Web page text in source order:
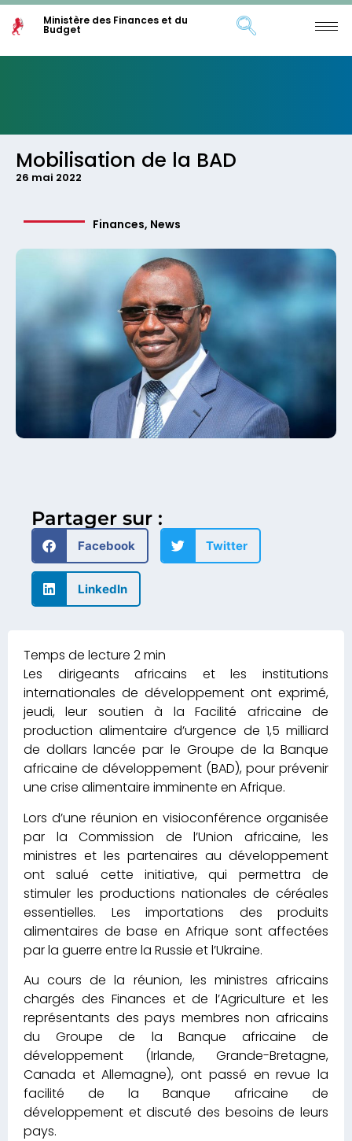
Ministère des Finances et du
Budget
Mobilisation de la BAD
26 mai 2022
Finances, News
Partager sur :
Facebook Twitter
LinkedIn
Les dirigeants africains et les institutions
internationales de développement ont exprimé,
jeudi, leur soutien à la Facilité africaine de
production alimentaire d’urgence de 1,5 milliard
de dollars lancée par le Groupe de la Banque
africaine de développement (BAD), pour prévenir
une crise alimentaire imminente en Afrique.
Lors d’une réunion en visioconférence organisée
par la Commission de l’Union africaine, les
ministres et les partenaires au développement
ont salué cette initiative, qui permettra de
stimuler les productions nationales de céréales
essentielles. Les importations des produits
alimentaires de base en Afrique sont affectées
par la guerre entre la Russie et l’Ukraine.
Au cours de la réunion, les ministres africains
chargés des Finances et de l’Agriculture et les
représentants des pays membres non africains
du Groupe de la Banque africaine de
développement (Irlande, Grande-Bretagne,
Canada et Allemagne), ont passé en revue la
facilité de la Banque africaine de
développement et discuté des besoins de leurs
pays.